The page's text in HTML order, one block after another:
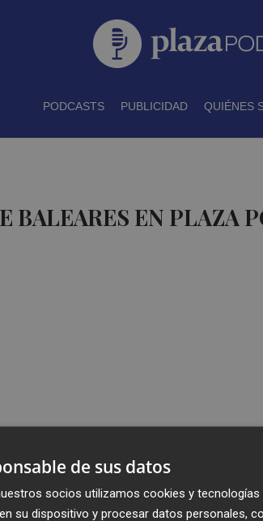
PODCASTS PUBLICIDAD QUIÉNES
BALEARES EN PLAZA
de sus datos
socios utilizamos cookies y tecnologías
su dispositivo y procesar datos personales,